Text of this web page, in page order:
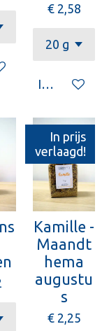
€ 2,58
In
In prijs
verlaagd!
Kamille -
Maandt
hema
augustu
s
€ 2,25